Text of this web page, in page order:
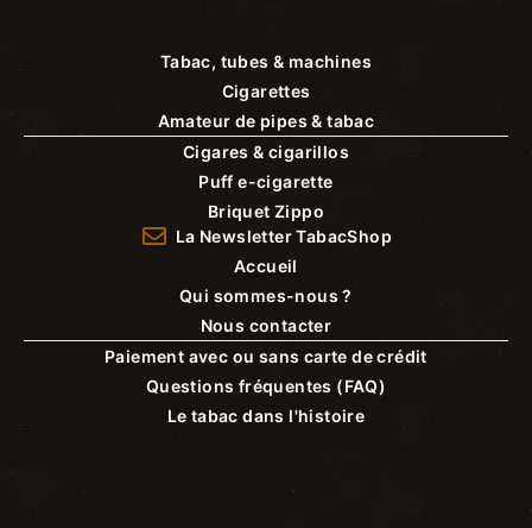
Tabac, tubes & machines
Cigarettes
Amateur de pipes & tabac
Cigares & cigarillos
Puff e-cigarette
Briquet Zippo
La Newsletter TabacShop
Accueil
Qui sommes-nous ?
Nous contacter
Paiement avec ou sans carte de crédit
Questions fréquentes (FAQ)
Le tabac dans l'histoire